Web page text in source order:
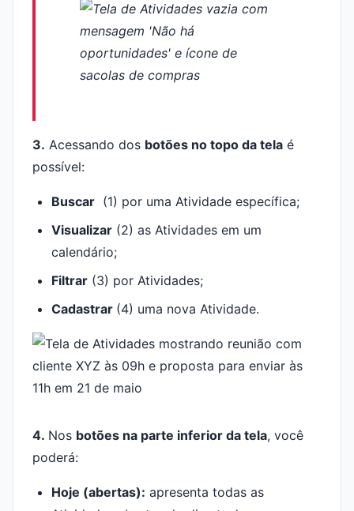
3. Acessando dos botões no topo da tela é
possível:
Buscar (1) por uma Atividade específica;
Visualizar (2) as Atividades em um
calendário;
Filtrar (3) por Atividades;
Cadastrar (4) uma nova Atividade.
4. Nos botões na parte inferior da tela, você
poderá:
Hoje (abertas): apresenta todas as